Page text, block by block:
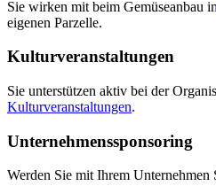
Sie wirken mit beim Gemüseanbau
eigenen Parzelle.
Kulturveranstaltungen
Sie unterstützen aktiv bei der
Kulturveranstaltungen.
Unternehmenssponsoring
Werden Sie mit Ihrem Unternehmen